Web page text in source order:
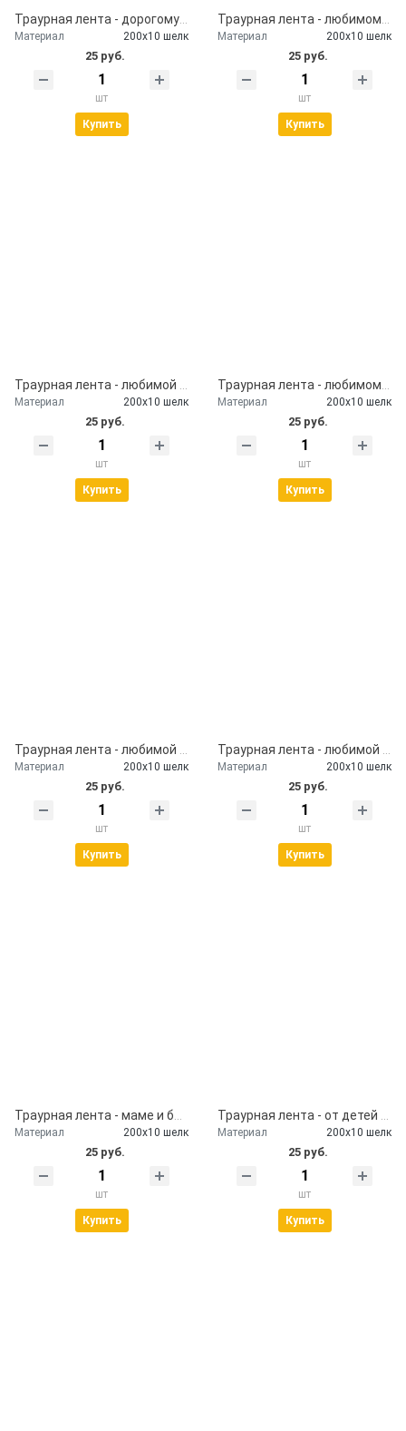
Материал 200х10 шелк
25 руб.
шт
Купить
Материал 200х10 шелк
25 руб.
шт
Купить
Материал 200х10 шелк
25 руб.
шт
Купить
Материал 200х10 шелк
25 руб.
шт
Купить
Траурная лента - любимой маме
Материал 200х10 шелк
25 руб.
шт
Купить
Траурная лента - любимой дочери
Материал 200х10 шелк
25 руб.
шт
Купить
Материал 200х10 шелк
25 руб.
шт
Купить
Материал 200х10 шелк
25 руб.
шт
Купить